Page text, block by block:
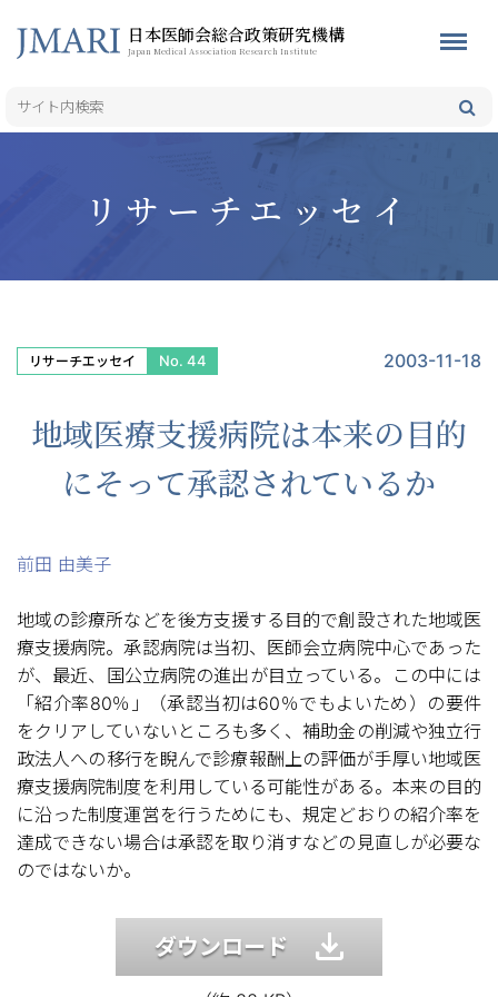
日本医師会総合政策研究機構
Japan Medical Association Research Institute
リサーチエッセイ
リサーチエッセイ No. 44 2003-11-18
地域医療支援病院は本来の目的
にそって承認されているか
前田 由美子
地域の診療所などを後方支援する目的で創設された地域医
療支援病院。承認病院は当初、医師会立病院中心であった
が、最近、国公立病院の進出が目立っている。この中には
「紹介率80％」（承認当初は60％でもよいため）の要件
をクリアしていないところも多く、補助金の削減や独立行
政法人への移行を睨んで診療報酬上の評価が手厚い地域医
療支援病院制度を利用している可能性がある。本来の目的
に沿った制度運営を行うためにも、規定どおりの紹介率を
達成できない場合は承認を取り消すなどの見直しが必要な
のではないか。
ダウンロード